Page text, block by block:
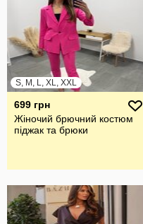
S, M, L, XL, XXL
699 грн
Жіночий брючний костюм
піджак та брюки